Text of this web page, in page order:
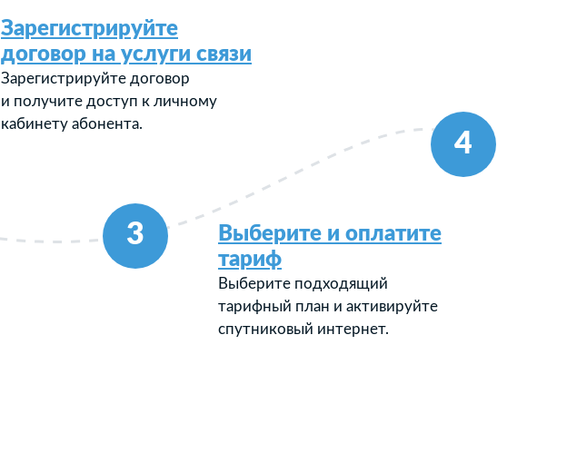
3
4
Зарегистрируйте
договор на услуги связи
Зарегистрируйте договор
и получите доступ к личному
кабинету абонента.
Выберите и оплатите
тариф
Выберите подходящий
тарифный план и активируйте
спутниковый интернет.